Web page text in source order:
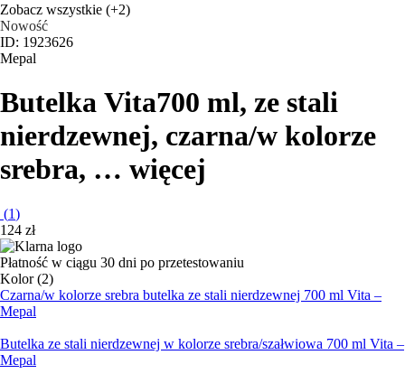
Zobacz wszystkie (+2)
Nowość
ID: 1923626
Mepal
Butelka Vita700 ml, ze stali
nierdzewnej, czarna/w kolorze
srebra, … więcej
(1)
124 zł
Płatność w ciągu 30 dni po przetestowaniu
Kolor (2)
Czarna/w kolorze srebra butelka ze stali nierdzewnej 700 ml Vita –
Mepal
Butelka ze stali nierdzewnej w kolorze srebra/szałwiowa 700 ml Vita –
Mepal